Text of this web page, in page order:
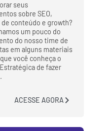
seus
sobre SEO,
conteúdo e growth?
um pouco do
do nosso time de
em alguns materiais
você conheça o
de fazer
ACESSE AGORA